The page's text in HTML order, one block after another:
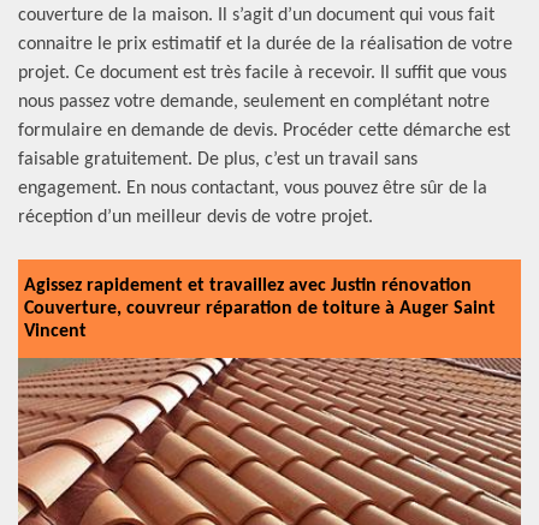
couverture de la maison. Il s’agit d’un document qui vous fait
connaitre le prix estimatif et la durée de la réalisation de votre
projet. Ce document est très facile à recevoir. Il suffit que vous
nous passez votre demande, seulement en complétant notre
formulaire en demande de devis. Procéder cette démarche est
faisable gratuitement. De plus, c’est un travail sans
engagement. En nous contactant, vous pouvez être sûr de la
réception d’un meilleur devis de votre projet.
Agissez rapidement et travaillez avec Justin rénovation
Couverture, couvreur réparation de toiture à Auger Saint
Vincent